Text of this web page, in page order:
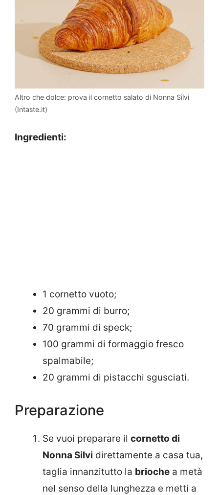
Altro che dolce: prova il cornetto salato di Nonna Silvi
(Intaste.it)
Ingredienti:
1 cornetto vuoto;
20 grammi di burro;
70 grammi di speck;
100 grammi di formaggio fresco
spalmabile;
20 grammi di pistacchi sgusciati.
Preparazione
Se vuoi preparare il cornetto di
Nonna Silvi direttamente a casa tua,
taglia innanzitutto la brioche a metà
nel senso della lunghezza e metti a